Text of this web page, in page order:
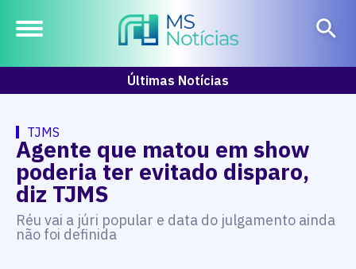
Últimas Notícias
TJMS
Agente que matou em show
poderia ter evitado disparo,
diz TJMS
Réu vai a júri popular e data do julgamento ainda
não foi definida